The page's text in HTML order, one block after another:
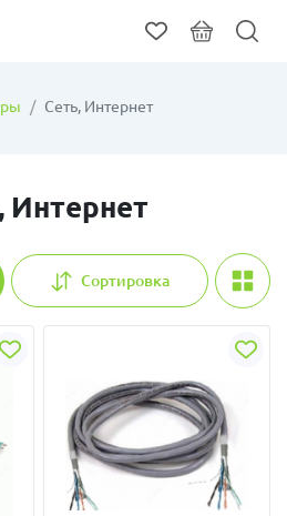
Сеть, Интернет
Интернет
Сортировка